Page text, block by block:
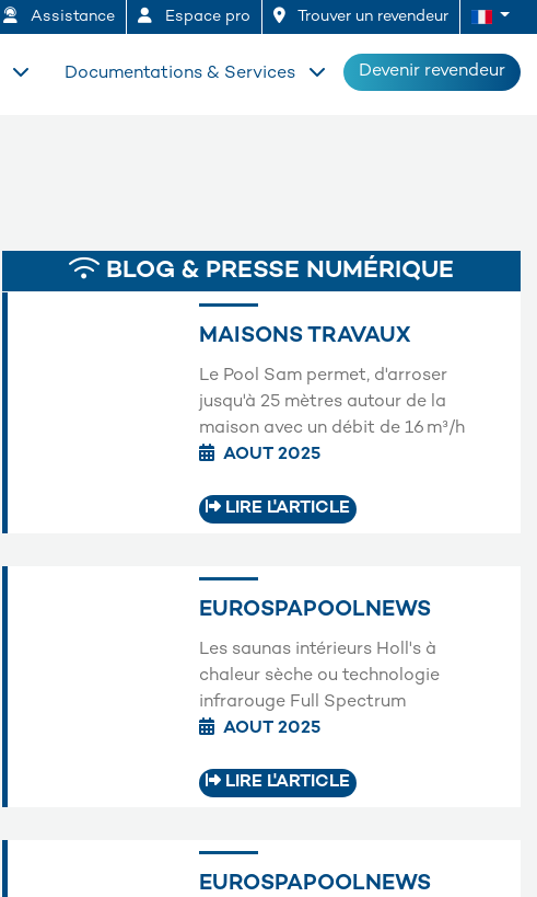
Assistance Espace pro Trouver un revendeur
Devenir revendeur
Documentations & Services
BLOG & PRESSE NUMÉRIQUE
MAISONS TRAVAUX
Le Pool Sam permet, d'arroser
jusqu'à 25 mètres autour de la
maison avec un débit de 16 m³/h
AOUT 2025
LIRE L'ARTICLE
EUROSPAPOOLNEWS
Les saunas intérieurs Holl's à
chaleur sèche ou technologie
infrarouge Full Spectrum
AOUT 2025
LIRE L'ARTICLE
EUROSPAPOOLNEWS